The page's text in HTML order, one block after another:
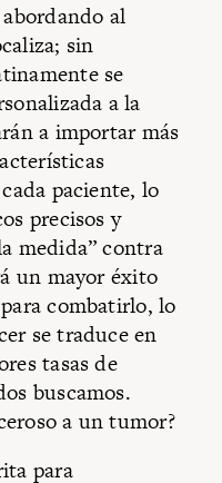
al
sin
se
a la
a importar más
paciente, lo
precisos y
medida” contra
un mayor éxito
combatirlo, lo
se traduce en
tasas de
buscamos.
a un tumor?
para